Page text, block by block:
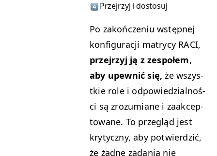
Prze­jrzyj i dostosuj
Po zakończe­niu wstęp­nej
kon­fig­u­racji matrycy RACI,
prze­jrzyj ją z zespołem,
aby upewnić się,że wszys­
tkie role i odpowiedzial­noś­
ci są zrozu­mi­ane i zaak­cep­
towane. To przegląd jest
kry­ty­czny, aby potwierdz­ić,
że żadne zada­nia nie